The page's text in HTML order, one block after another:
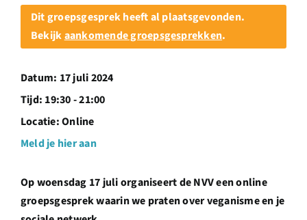
ShopDit groepsgesprek heeft al plaatsgevonden.
Bekijkaankomende groepsgesprekken.
Datum: 17 juli 2024
Tijd: 19:30 - 21:00
Locatie:Online
Meld je hier aan
Op woensdag 17 juli organiseert de NVV een online
groepsgesprek waarin we praten over veganisme en je